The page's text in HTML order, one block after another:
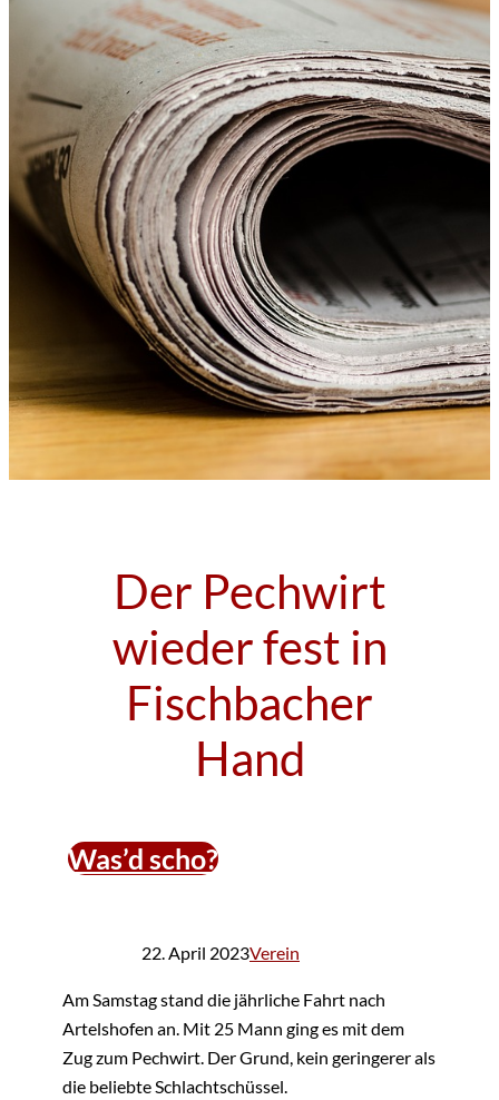
Der Pechwirt
wieder fest in
Fischbacher
Hand
Was’d scho?
22. April 2023Verein
Am Samstag stand die jährliche Fahrt nach
Artelshofen an. Mit 25 Mann ging es mit dem
Zug zum Pechwirt. Der Grund, kein geringerer als
die beliebte Schlachtschüssel.